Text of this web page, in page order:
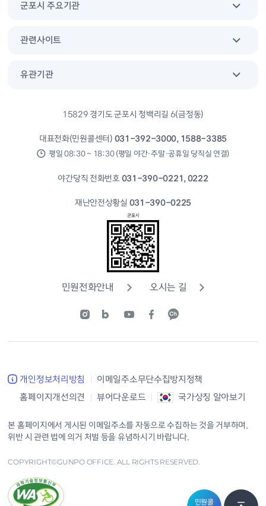
군포시 주요기관
관련사이트
유관기관
15829 경기도 군포시 청백리길 6(금정동)
대표전화(민원콜센터) 031-392-3000, 1588-3385
평일 08:30 ~ 18:30 (평일 야간·주말·공휴일 당직실 연결)
야간당직 전화번호031-390-0221, 0222
재난안전상황실 031-390-0225
민원전화안내 오시는 길
개인정보처리방침
이메일주소무단수집방지정책
홈페이지개선의견
뷰어다운로드 국가상징 알아보기
본 홈페이지에서 게시된 이메일주소를 자동으로 수집하는 것을 거부하며,
위반 시 관련 법에 의거 처벌 등을 유념하시기 바랍니다.
COPYRIGHT©GUNPO OFFICE. ALL RIGHTS RESERVED.
민원콜